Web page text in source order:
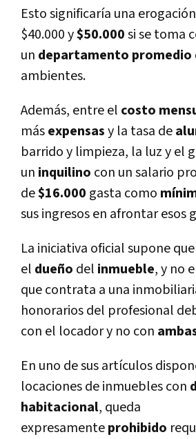
Esto significaría una
$40.000 y$50.000si se toma
un departamento promedio
ambientes.
Además, entre el costo
másexpensasy la tasa de
barrido y limpieza, la luz y el
un inquilino con un salario
de$16.000 gasta como
sus ingresos en afrontar esos
La iniciativa oficial supone
el dueño del inmueble, y no
que contrata a una
honorarios del profesional
con el locador y no con
En uno de sus artículos
locaciones de inmuebles con
habitacional, queda
expresamenteprohibido